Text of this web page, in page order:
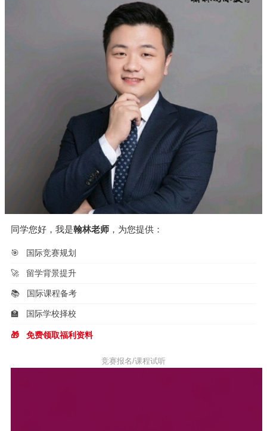
同学您好，我是翰林老师 ，为您提供：
🎯 国际竞赛规划
🚀 留学背景提升
📚 国际课程备考
🏫 国际学校择校
🎁 免费领取福利资料
竞赛报名/课程试听